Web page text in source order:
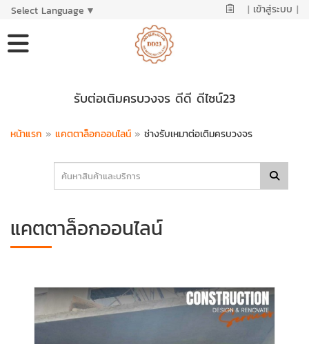
Select Language ▼ | เข้าสู่ระบบ |
รับต่อเติมครบวงจร ดีดี ดีไซน์23
หน้าแรก » แคตตาล็อกออนไลน์ » ช่างรับเหมาต่อเติมครบวงจร
แคตตาล็อกออนไลน์